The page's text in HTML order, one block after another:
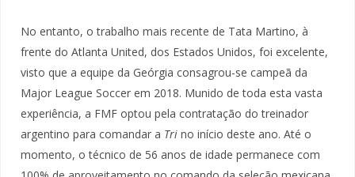
No entanto, o trabalho mais recente de Tata Martino, à
frente do Atlanta United, dos Estados Unidos, foi excelente,
visto que a equipe da Geórgia consagrou-se campeã da
Major League Soccer em 2018. Munido de toda esta vasta
experiência, a FMF optou pela contratação do treinador
argentino para comandar a Tri no início deste ano. Até o
momento, o técnico de 56 anos de idade permanece com